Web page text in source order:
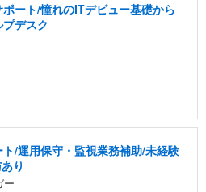
ート/憧れのITデビュー基礎から
デスク
/運用保守・監視業務補助/未経験
り
ー